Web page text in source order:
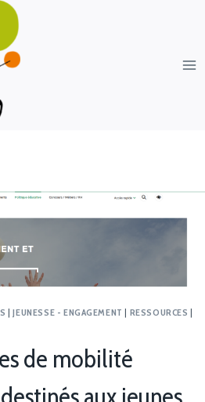
|JEUNESSE - ENGAGEMENT RESSOURCES
de mobilité